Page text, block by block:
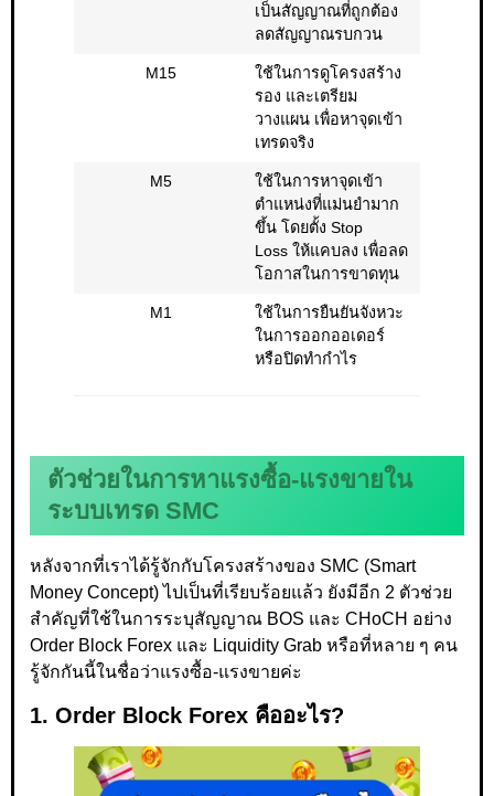
เป็นสัญญาณที่ถูกต้อง
ลดสัญญาณรบกวน
M15
ใช้ในการดูโครงสร้าง
รอง และเตรียม
วางแผน เพื่อหาจุดเข้า
เทรดจริง
M5
ใช้ในการหาจุดเข้า
ตำแหน่งที่แม่นยำมาก
ขึ้น โดยตั้ง Stop
Loss ให้แคบลง เพื่อลด
โอกาสในการขาดทุน
M1
ใช้ในการยืนยันจังหวะ
ในการออกออเดอร์
หรือปิดทำกำไร
ตัวช่วยในการหาแรงซื้อ-แรงขายใน
ระบบเทรด SMC
หลังจากที่เราได้รู้จักกับโครงสร้างของ SMC (Smart
Money Concept) ไปเป็นที่เรียบร้อยแล้ว ยังมีอีก 2 ตัวช่วย
สำคัญที่ใช้ในการระบุสัญญาณ BOS และ CHoCH อย่าง
Order Block Forex และ Liquidity Grab หรือที่หลาย ๆ คน
รู้จักกันนี้ในชื่อว่าแรงซื้อ-แรงขายค่ะ
1. Order Block Forex คืออะไร?